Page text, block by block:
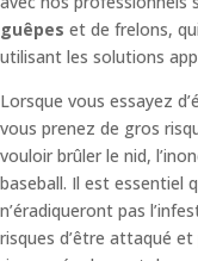
guêpes et de frelons,
utilisant les solutions
Lorsque vous essayez
vous prenez de gros
vouloir brûler le nid,
baseball. Il est essentiel
n’éradiqueront pas
risques d’être attaqué